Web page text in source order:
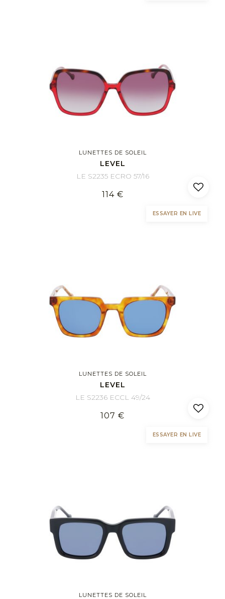
LUNETTES DE SOLEIL
LEVEL
LE S2235 ECRO 57/16
114 €
ESSAYER EN LIVE
LUNETTES DE SOLEIL
LEVEL
LE S2236 ECCL 49/24
107 €
ESSAYER EN LIVE
LUNETTES DE SOLEIL